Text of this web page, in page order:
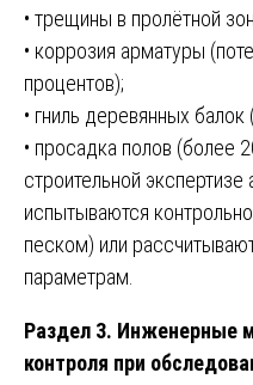
• трещины в пролётной
• коррозия арматуры
процентов);
• гниль деревянных
• просадка полов (более
строительной
испытываются
песком) или
параметрам.
Раздел 3. Инженерные
контроля при